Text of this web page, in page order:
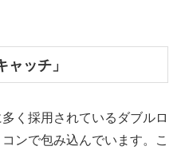
ッチ」
く採用されているダブルロ
ンで包み込んでいます。こ